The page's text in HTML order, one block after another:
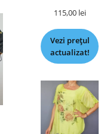
115,00 lei
Vezi prețul
actualizat!